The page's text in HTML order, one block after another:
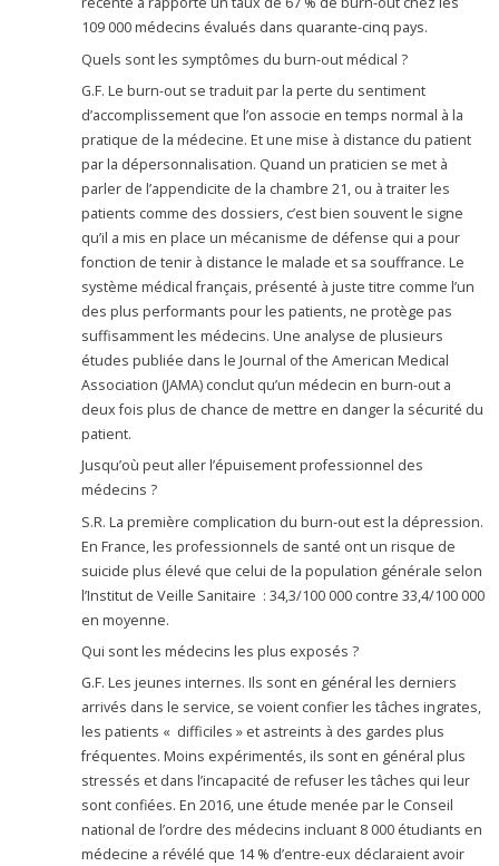
109 000 médecins évalués dans quarante-cinq pays.
Quels sont les symptômes du burn-out médical ?
G.F. Le burn-out se traduit par la perte du sentiment
d’accomplissement que l’on associe en temps normal à la
pratique de la médecine. Et une mise à distance du patient
par la dépersonnalisation. Quand un praticien se met à
parler de l’appendicite de la chambre 21, ou à traiter les
patients comme des dossiers, c’est bien souvent le signe
qu’il a mis en place un mécanisme de défense qui a pour
fonction de tenir à distance le malade et sa souffrance. Le
système médical français, présenté à juste titre comme l’un
des plus performants pour les patients, ne protège pas
suffisamment les médecins. Une analyse de plusieurs
études publiée dans le Journal of the American Medical
Association (JAMA) conclut qu’un médecin en burn-out a
deux fois plus de chance de mettre en danger la sécurité du
patient.
Jusqu’où peut aller l’épuisement professionnel des
médecins ?
S.R. La première complication du burn-out est la dépression.
En France, les professionnels de santé ont un risque de
suicide plus élevé que celui de la population générale selon
l’Institut de Veille Sanitaire : 34,3/100 000 contre 33,4/100 000
en moyenne.
Qui sont les médecins les plus exposés ?
G.F. Les jeunes internes. Ils sont en général les derniers
arrivés dans le service, se voient confier les tâches ingrates,
les patients « difficiles » et astreints à des gardes plus
fréquentes. Moins expérimentés, ils sont en général plus
stressés et dans l’incapacité de refuser les tâches qui leur
sont confiées. En 2016, une étude menée par le Conseil
national de l’ordre des médecins incluant 8 000 étudiants en
médecine a révélé que 14 % d’entre-eux déclaraient avoir